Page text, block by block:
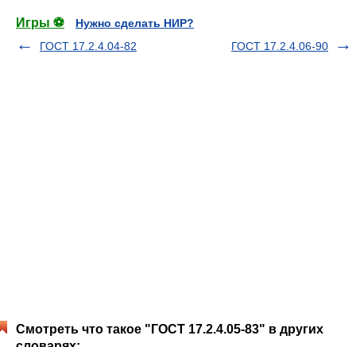
Игры ⚽
Нужно сделать НИР?
ГОСТ 17.2.4.04-82
ГОСТ 17.2.4.06-90
Смотреть что такое "ГОСТ 17.2.4.05-83" в других